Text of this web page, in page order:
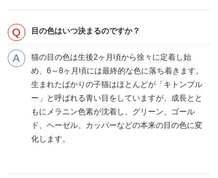
目の色はいつ決まるのですか？
猫の目の色は生後2ヶ月頃から徐々に定着し始
め、6～8ヶ月頃には最終的な色に落ち着きます。
生まれたばかりの子猫はほとんどが「キトンブル
ー」と呼ばれる青い目をしていますが、成長とと
もにメラニン色素が沈着し、グリーン、ゴール
ド、ヘーゼル、カッパーなどの本来の目の色に変
化します。